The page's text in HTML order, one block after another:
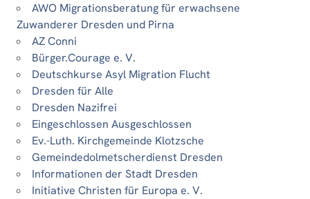
AWO Migrationsberatung für erwachsene
Zuwanderer Dresden und Pirna
AZ Conni
Bürger.Courage e. V.
Deutschkurse Asyl Migration Flucht
Dresden für Alle
Dresden Nazifrei
Eingeschlossen Ausgeschlossen
Ev.-Luth. Kirchgemeinde Klotzsche
Gemeindedolmetscherdienst Dresden
Informationen der Stadt Dresden
Initiative Christen für Europa e. V.